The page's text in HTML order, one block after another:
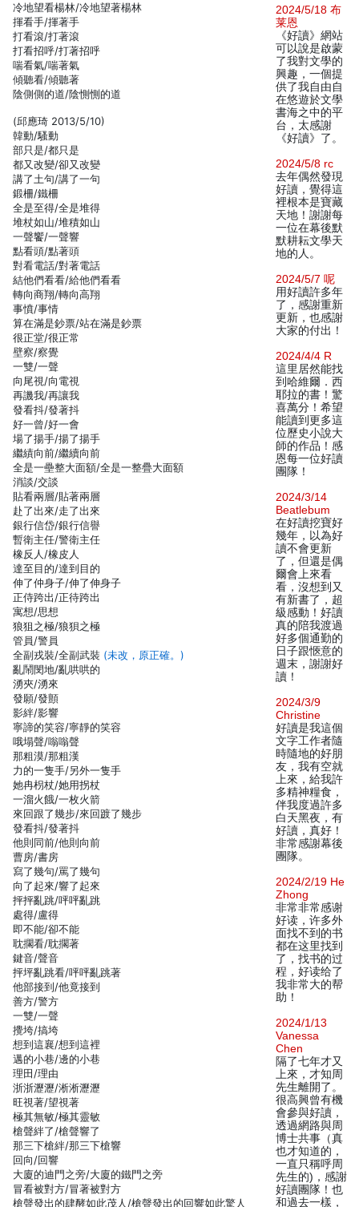
冷地望看楊林/冷地望著楊林
揮看手/揮著手
打看滾/打著滾
打看招呼/打著招呼
喘看氣/喘著氣
傾聽看/傾聽著
陰側側的道/陰惻惻的道
(邱應琦 2013/5/10)
韓動/騷動
部只是/都只是
都又改變/卻又改變
講了土句/講了一句
鍛柵/鐵柵
全是至得/全是堆得
堆杖如山/堆積如山
一聲饗/一聲響
點看頭/點著頭
對看電話/對著電話
結他們看看/給他們看看
轉向商翔/轉向高翔
事憤/事情
算在滿是鈔票/站在滿是鈔票
很正堂/很正常
壁察/察覺
一雙/一聲
向尾視/向電視
再譏我/再讓我
發看抖/發著抖
好一曾/好一會
場了揚手/揚了揚手
繼績向前/繼續向前
全是一壘整大面額/全是一整疊大面額
消談/交談
貼看兩層/貼著兩層
赴了出來/走了出來
銀行信岱/銀行信譽
暫衛主任/警衛主任
橡反人/橡皮人
達至目的/達到目的
伸了仲身子/伸了伸身子
正侍跨出/正待跨出
寓想/思想
狼狙之極/狼狽之極
管員/警員
全副戎裝/全副武裝 (未改，原正確。)
亂鬧閔地/亂哄哄的
湧夾/湧來
發願/發顫
影絆/影響
寧諦的笑容/寧靜的笑容
哦塌聲/嗡嗡聲
那粗漠/那粗漢
力的一隻手/另外一隻手
她冉枴杖/她用拐杖
一溜火餓/一枚火箭
來回跟了幾步/來回踱了幾步
發看抖/發著抖
他則同前/他則向前
曹房/書房
寫了幾句/罵了幾句
向了起來/響了起來
抨抨亂跳/呯呯亂跳
處得/盧得
即不能/卻不能
耽擱看/耽擱著
鍵音/聲音
抨坪亂跳看/呯呯亂跳著
他部接到/他竟接到
善方/警方
一雙/一聲
攪垮/搞垮
想到這襄/想到這裡
邁的小巷/邊的小巷
理田/理由
浙浙瀝瀝/淅淅瀝瀝
旺視著/望視著
極其無敏/極其靈敏
槍聲絆了/槍聲響了
那三下槍絆/那三下槍響
回向/回響
大廈的迪門之旁/大廈的鐵門之旁
冒看被對方/冒著被對方
槍聲發出的肆酵如此茂人/槍聲發出的回響如此驚人
2024/5/18 布
莱恩
《好讀》網站
可以說是啟蒙
了我對文學的
興趣，一個提
供了我自由自
在悠遊於文學
書海之中的平
台，太感謝
《好讀》了。
2024/5/8 rc
去年偶然發現
好讀，覺得這
裡根本是寶藏
天地！謝謝每
一位在幕後默
默耕耘文學天
地的人。
2024/5/7 呢
用好讀許多年
了，感謝重新
更新，也感謝
大家的付出！
2024/4/4 R
這里居然能找
到哈維爾．西
耶拉的書！驚
喜萬分！希望
能讀到更多這
位歷史小說大
師的作品！感
恩每一位好讀
團隊！
2024/3/14
Beatlebum
在好讀挖寶好
幾年，以為好
讀不會更新
了，但還是偶
爾會上來看
看，沒想到又
有新書了，超
級感動！好讀
真的陪我渡過
好多個通勤的
日子跟愜意的
週末，謝謝好
讀！
2024/3/9
Christine
好讀是我這個
文字工作者隨
時隨地的好朋
友，我有空就
上來，給我許
多精神糧食，
伴我度過許多
白天黑夜，有
好讀，真好！
非常感謝幕後
團隊。
2024/2/19 He
Zhong
非常非常感谢
好读，许多外
面找不到的书
都在这里找到
了，找书的过
程，好读给了
我非常大的帮
助！
2024/1/13
Vanessa
Chen
隔了七年才又
上來，才知周
先生離開了。
很高興曾有機
會參與好讀，
透過網路與周
博士共事（真
也才知道的，
一直只稱呼周
先生的)，感謝
好讀團隊！也
和過去一樣，